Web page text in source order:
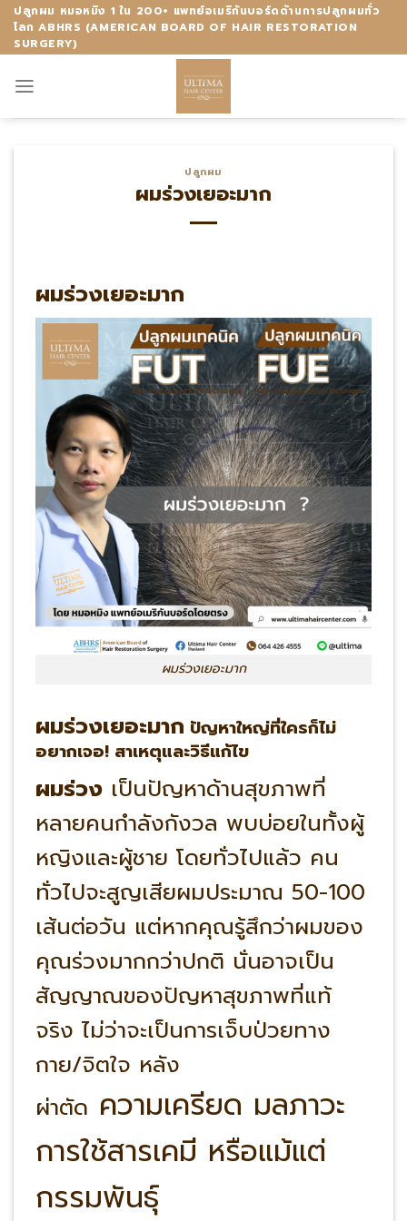
Skip
content
ปลูกผม หมอหมิง 1 ใน 200+ แพทย์อเมริกันบอร์ดด้านการปลูกผมทั่ว
โลก ABHRS (AMERICAN BOARD OF HAIR RESTORATION
SURGERY)
ปลูกผม
ผมร่วงเยอะมาก
ผมร่วงเยอะมาก
ผมร่วงเยอะมาก
ผมร่วงเยอะมาก ปัญหาใหญ่ที่ใครก็ไม่
อยากเจอ! สาเหตุและวิธีแก้ไข
ผมร่วงเป็นปัญหาด้านสุขภาพที่
หลายคนกำลังกังวล พบบ่อยในทั้งผู้
หญิงและผู้ชาย โดยทั่วไปแล้ว คน
ทั่วไปจะสูญเสียผมประมาณ 50-100
เส้นต่อวัน แต่หากคุณรู้สึกว่าผมของ
คุณร่วงมากกว่าปกติ นั่นอาจเป็น
สัญญาณของปัญหาสุขภาพที่แท้
จริง ไม่ว่าจะเป็นการเจ็บป่วยทาง
กาย/จิตใจ หลัง
ผ่าตัด ความเครียด มลภาวะ
การใช้สารเคมี หรือแม้แต่
กรรมพันธุ์